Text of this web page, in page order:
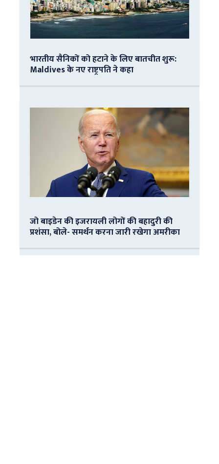
भारतीय सैनिकों को हटाने के लिए बातचीत शुरू:
Maldives के नए राष्ट्रपति ने कहा
जो बाइडेन की इजरायली लोगों की बहादुरी की
प्रशंसा, बोले- समर्थन करना जारी रखेगा अमरीका